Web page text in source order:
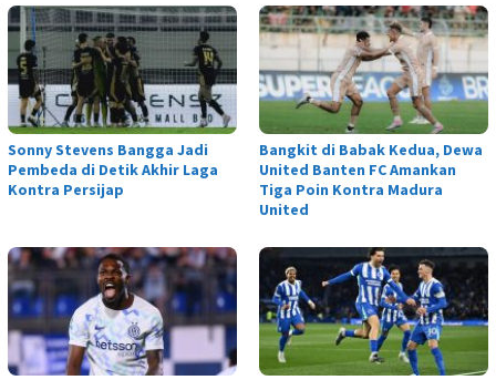
Sonny Stevens Bangga Jadi
Pembeda di Detik Akhir Laga
Kontra Persijap
Bangkit di Babak Kedua, Dewa
United Banten FC Amankan
Tiga Poin Kontra Madura
United